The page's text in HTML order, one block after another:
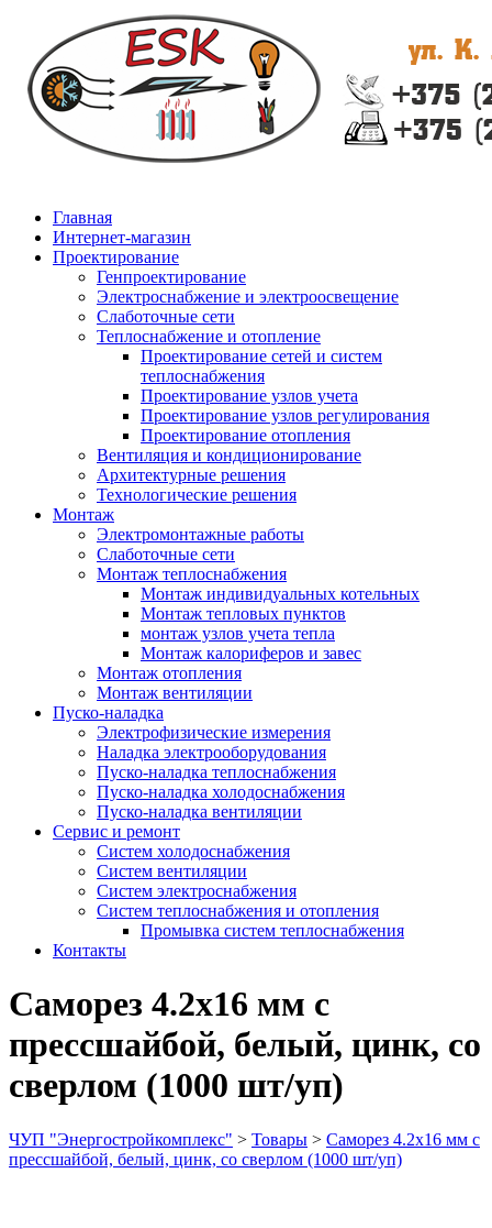
Главная
Интернет-магазин
Проектирование
Генпроектирование
Электроснабжение и электроосвещение
Слаботочные сети
Теплоснабжение и отопление
Проектирование сетей и систем
теплоснабжения
Проектирование узлов учета
Проектирование узлов регулирования
Проектирование отопления
Вентиляция и кондиционирование
Архитектурные решения
Технологические решения
Монтаж
Электромонтажные работы
Слаботочные сети
Монтаж теплоснабжения
Монтаж индивидуальных котельных
Монтаж тепловых пунктов
монтаж узлов учета тепла
Монтаж калориферов и завес
Монтаж отопления
Монтаж вентиляции
Пуско-наладка
Электрофизические измерения
Наладка электрооборудования
Пуско-наладка теплоснабжения
Пуско-наладка холодоснабжения
Пуско-наладка вентиляции
Сервис и ремонт
Систем холодоснабжения
Систем вентиляции
Систем электроснабжения
Систем теплоснабжения и отопления
Промывка систем теплоснабжения
Контакты
Саморез 4.2х16 мм с
прессшайбой, белый, цинк, со
сверлом (1000 шт/уп)
ЧУП "Энергостройкомплекс" > Товары > Саморез 4.2х16 мм с
прессшайбой, белый, цинк, со сверлом (1000 шт/уп)